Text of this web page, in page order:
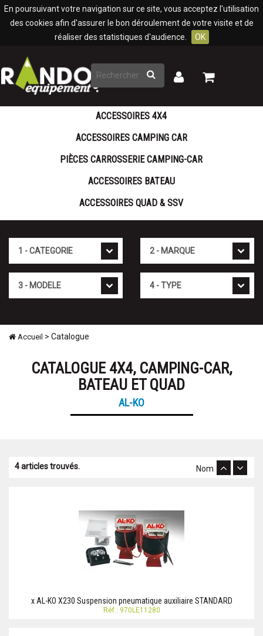
En poursuivant votre navigation sur ce site, vous acceptez l'utilisation
des cookies afin d'assurer le bon déroulement de votre visite et de
réaliser des statistiques d'audience.
OK
Rechercher
Mon
Mon
ACCESSOIRES 4X4
ACCESSOIRES CAMPING CAR
PIÈCES CARROSSERIE CAMPING-CAR
ACCESSOIRES BATEAU
ACCESSOIRES QUAD & SSV
Accueil > Catalogue
CATALOGUE 4X4, CAMPING-CAR,
BATEAU ET QUAD
AL-KO
4 articles trouvés. Nom
x AL-KO X230 Suspension pneumatique auxiliaire STANDARD
Réf.: 970LE11280
Panneau de gestion des cookies